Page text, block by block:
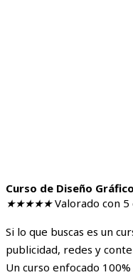
Curso de Diseño
★★★★★ Valorado con 5
Si lo que buscas es un
publicidad, redes y
Un curso enfocado